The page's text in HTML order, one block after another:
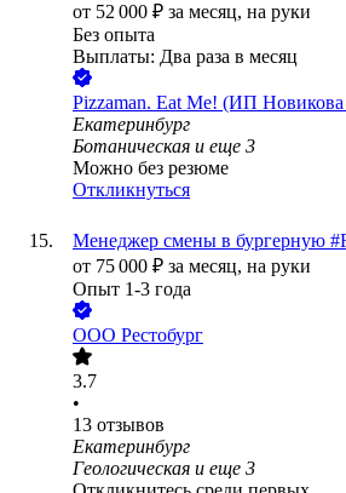
от 52 000 ₽ за месяц, на руки
Без опыта
Выплаты: Два раза в месяц
Pizzaman. Eat Me! (ИП
Екатеринбург
Ботаническая и еще 3
Можно без резюме
Откликнуться
Менеджер смены в бургерную
от 75 000 ₽ за месяц, на руки
Опыт 1-3 года
ООО Рестобург
3.7
•
13 отзывов
Екатеринбург
Геологическая и еще 3